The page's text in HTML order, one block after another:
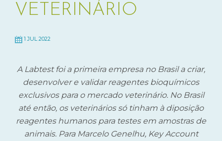
VETERINÁRIO
1 JUL 2022
A Labtest foi a primeira empresa no Brasil a criar,
desenvolver e validar reagentes bioquímicos
exclusivos para o mercado veterinário. No Brasil
até então, os veterinários só tinham à diposição
reagentes humanos para testes em amostras de
animais. Para Marcelo Genelhu, Key Account